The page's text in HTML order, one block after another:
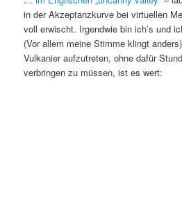
in der Akzeptanzkurve bei virtuellen
voll erwischt. Irgendwie bin ich’s und
(Vor allem meine Stimme klingt
Vulkanier aufzutreten, ohne dafür
verbringen zu müssen, ist es wert: